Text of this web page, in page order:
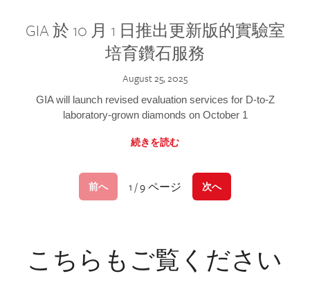
GIA 於 10 月 1 日推出更新版的實驗室
培育鑽石服務
August 25, 2025
GIA will launch revised evaluation services for D-to-Z
laboratory-grown diamonds on October 1
続きを読む
前へ 1 / 9 ページ 次へ
こちらもご覧ください